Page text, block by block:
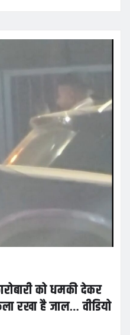
को धमकी देकर
रखा है जाल… वीडियो